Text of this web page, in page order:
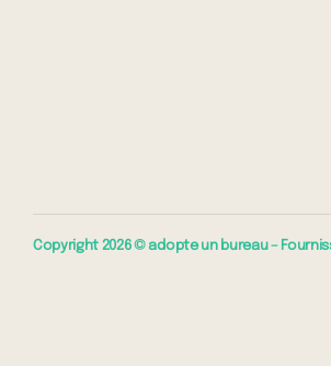
Copyright 2026 © adopte un bureau –